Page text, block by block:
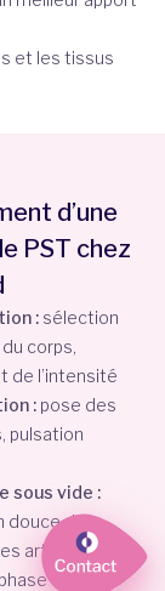
et les tissus
d’une
PST chez
: sélection
corps,
de l’intensité
: pose des
pulsation
sous vide :
douce des
articulations
phase de